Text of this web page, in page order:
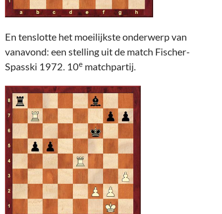
En tenslotte het moeilijkste onderwerp van
vanavond: een stelling uit de match Fischer-
Spasski 1972. 10e matchpartij.